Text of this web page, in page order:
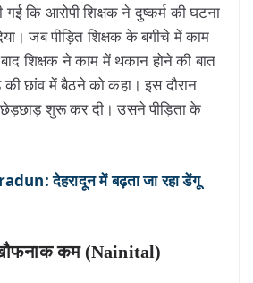
गई कि आरोपी शिक्षक ने दुष्कर्म की घटना
जब पीड़ित शिक्षक के बगीचे में काम
शिक्षक ने काम में थकान होने की बात
छांव में बैठने को कहा। इस दौरान
शुरू कर दी। उसने पीड़िता के
देहरादून में बढ़ता जा रहा डेंगू
खौफनाक कम (Nainital)